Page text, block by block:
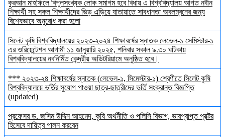
কুরআন মাহফিলে বিপুলসংখ্যক লোক সমাগম হবে বিধায় এ বিশ্ববিদ্যালয় আগত নবীন
শিক্ষার্থী সহ সকল শিক্ষার্থীদের ভিড় এড়িয়ে যাতায়াতে সাবধানতা অবলম্বনের জন্য
বিশেষভাবে অনুরোধ করা হলো
সিলেট কৃষি বিশ্ববিদ্যালয়ের ২০২৩-২০২৪ শিক্ষাবর্ষের স্নাতক লেভেল-১ সেমিস্টার-১
এর ওরিয়েন্টেশন আগামী ১১ জানুয়ারি ২০২৫, শনিবার সকাল ৯.৩০ ঘটিকায়
বিশ্ববিদ্যালয়ের নবনির্মিত কেন্দ্রীয় অডিটরিয়ামে অনুষ্ঠিত হবে।
*** ২০২৩-২৪ শিক্ষাবর্ষের স্নাতক (লেভেল-১, সিমেস্টার-১) শ্রেণীতে সিলেট কৃষি
বিশ্ববিদ্যালয়ে ভর্তির সুযোগ পাওয়া ছাত্র-ছাত্রীদের ভর্তি সংক্রান্ত বিজ্ঞপ্তি
(updated)
প্রফেসর ড. জসিম উদ্দিন আহমেদ, কৃষি অর্থনীতি ও পলিসি বিভাগ, ভারপ্রাপ্ত প্রক্টর
হিসেবে দায়িত্ব পালন করবেন